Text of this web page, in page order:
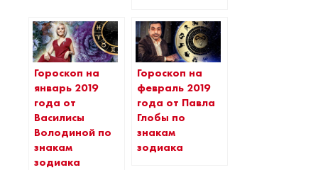
Гороскоп на
январь 2019
года от
Василисы
Володиной по
знакам
зодиака
Гороскоп на
февраль 2019
года от Павла
Глобы по
знакам
зодиака